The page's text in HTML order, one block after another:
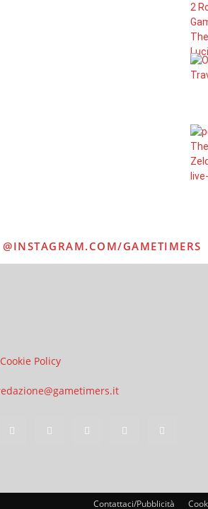
@INSTAGRAM.COM/GAMETIMERS
Cookie Policy
Contattaci/Pubblicità